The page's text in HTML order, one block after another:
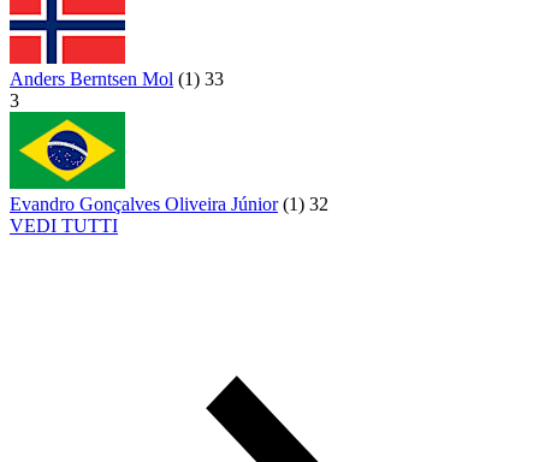
Anders Berntsen Mol (1) 33
3
Evandro Gonçalves Oliveira Júnior (1) 32
VEDI TUTTI